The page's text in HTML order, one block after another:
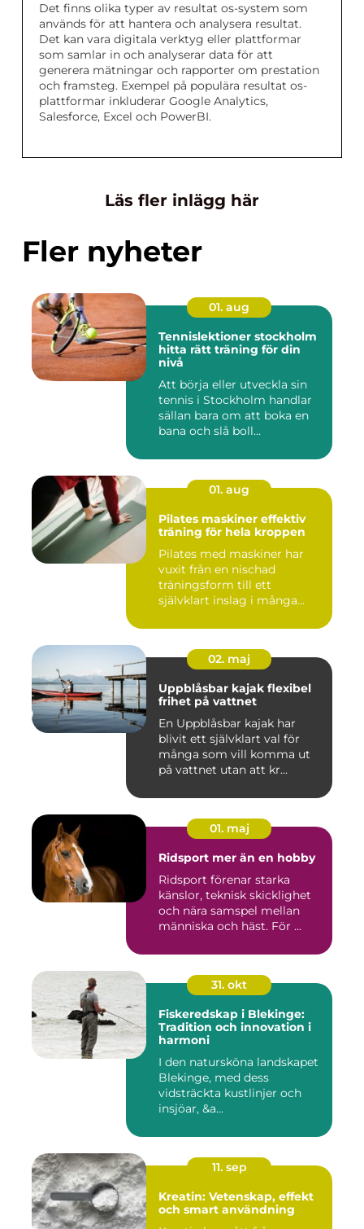
Det finns olika typer av resultat os-system som
används för att hantera och analysera resultat.
Det kan vara digitala verktyg eller plattformar
som samlar in och analyserar data för att
generera mätningar och rapporter om prestation
och framsteg. Exempel på populära resultat os-
plattformar inkluderar Google Analytics,
Salesforce, Excel och PowerBI.
Läs fler inlägg här
Fler nyheter
01. aug
Tennislektioner stockholm
hitta rätt träning för din
nivå
Att börja eller utveckla sin
tennis i Stockholm handlar
sällan bara om att boka en
bana och slå boll...
01. aug
Pilates maskiner effektiv
träning för hela kroppen
Pilates med maskiner har
vuxit från en nischad
träningsform till ett
självklart inslag i många
02. maj
Uppblåsbar kajak flexibel
frihet på vattnet
En Uppblåsbar kajak har
blivit ett självklart val för
många som vill komma ut
på vattnet utan att kr...
01. maj
Ridsport mer än en hobby
Ridsport förenar starka
känslor, teknisk skicklighet
och nära samspel mellan
människa och häst. För ...
31. okt
Fiskeredskap i Blekinge:
Tradition och innovation i
harmoni
I den natursköna landskapet
Blekinge, med dess
vidsträckta kustlinjer och
insjöar, &a...
11. sep
Kreatin: Vetenskap, effekt
och smart användning